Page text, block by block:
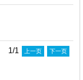
1/1 上一页 下一页